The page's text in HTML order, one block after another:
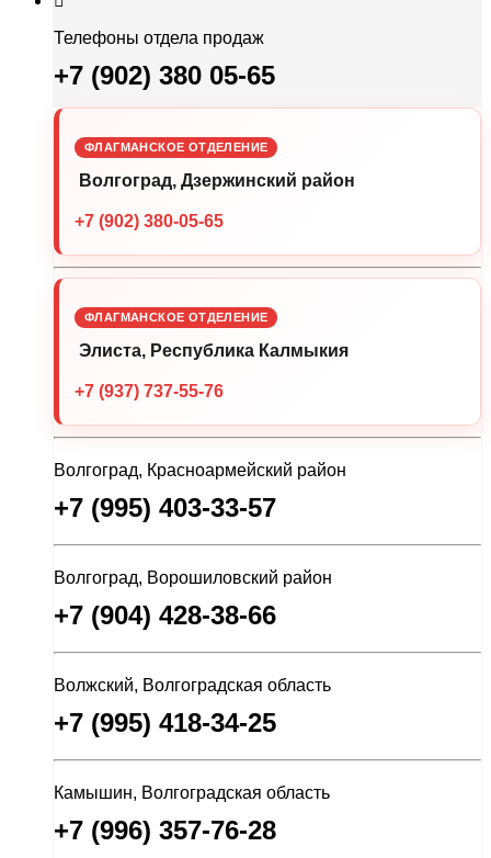
Телефоны отдела продаж
+7 (902) 380 05-65
ФЛАГМАНСКОЕ ОТДЕЛЕНИЕ
Волгоград, Дзержинский район
+7 (902) 380-05-65
ФЛАГМАНСКОЕ ОТДЕЛЕНИЕ
Элиста, Республика Калмыкия
+7 (937) 737-55-76
Волгоград, Красноармейский район
+7 (995) 403-33-57
Волгоград, Ворошиловский район
+7 (904) 428-38-66
Волжский, Волгоградская область
+7 (995) 418-34-25
Камышин, Волгоградская область
+7 (996) 357-76-28